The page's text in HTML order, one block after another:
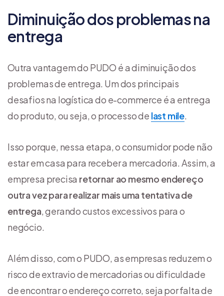
Diminuição dos problemas na
entrega
Outra vantagem do PUDO é a diminuição dos
problemas de entrega. Um dos principais
desafios na logística do e-commerce é a entrega
do produto, ou seja, o processo de last mile.
Isso porque, nessa etapa, o consumidor pode não
estar em casa para receber a mercadoria. Assim, a
empresa precisa retornar ao mesmo endereço
outra vez para realizar mais uma tentativa de
entrega, gerando custos excessivos para o
negócio.
Além disso, com o PUDO, as empresas reduzem o
risco de extravio de mercadorias ou dificuldade
de encontrar o endereço correto, seja por falta de